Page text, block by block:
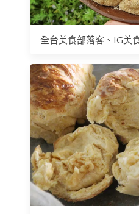
全台美食部落客、IG美